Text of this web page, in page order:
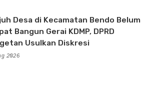
Desa di Kecamatan Bendo Belum
Bangun Gerai KDMP, DPRD
Usulkan Diskresi
2026